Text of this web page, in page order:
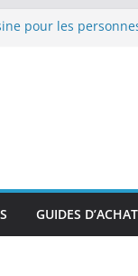
pour les
nombreuses :
de plats pour
GUIDES D’ACHAT